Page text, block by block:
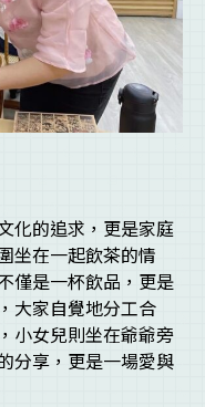
化的追求，更是家庭
坐在一起飲茶的情
僅是一杯飲品，更是
大家自覺地分工合
小女兒則坐在爺爺旁
分享，更是一場愛與